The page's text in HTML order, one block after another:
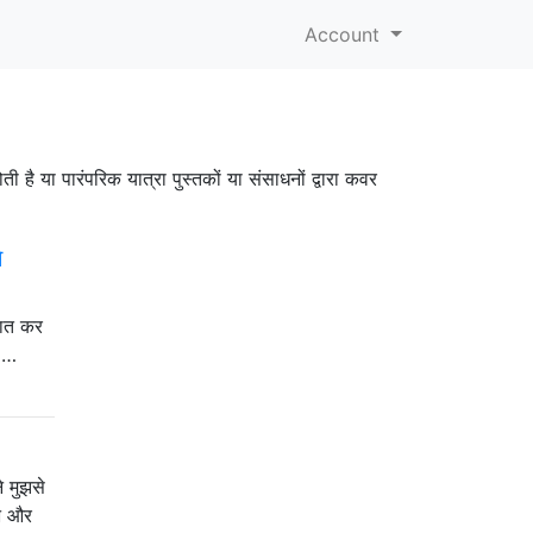
Account
पारंपरिक यात्रा पुस्तकों या संसाधनों द्वारा कवर
कर
…
मुझसे
और